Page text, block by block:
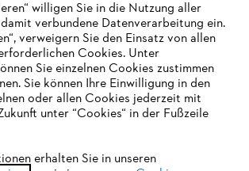
WIRD NICHT
unserer Seite empfehlen wir Ihnen, zu
willigen Sie in die Nutzung aller
verbundene Datenverarbeitung ein.
verweigern Sie den Einsatz von allen
Cookies. Unter
Sie einzelnen Cookies zustimmen
Sie können Ihre Einwilligung in den
oder allen Cookies jederzeit mit
unter “Cookies“ in der Fußzeile
erhalten Sie in unseren